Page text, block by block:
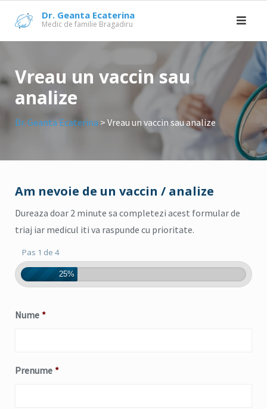
content
Dr. Geanta Ecaterina
Medic de familie Bragadiru
Vreau un vaccin sau
analize
Dr. Geanta Ecaterina > Vreau un vaccin sau analize
Am nevoie de un vaccin / analize
Dureaza doar 2 minute sa completezi acest formular de
triaj iar medicul iti va raspunde cu prioritate.
Pas 1 de 4
25%
Nume *
Prenume *